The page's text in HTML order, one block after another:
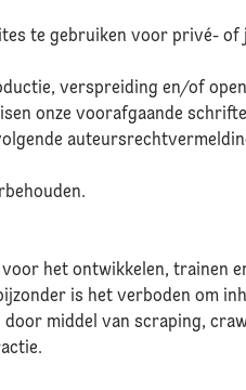
te gebruiken voor privé- of
verspreiding en/of
onze voorafgaande
het ontwikkelen, trainen
is het verboden om
middel van scraping,